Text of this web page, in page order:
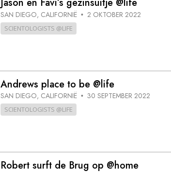
Jason en Favi’s gezinsuitje @life
SAN DIEGO, CALIFORNIË • 2 OKTOBER 2022
SCIENTOLOGISTS @LIFE
Andrews place to be @life
SAN DIEGO, CALIFORNIË • 30 SEPTEMBER 2022
SCIENTOLOGISTS @LIFE
Robert surft de Brug op @home